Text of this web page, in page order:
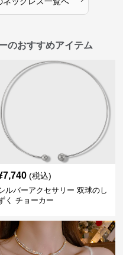
のおすすめアイテム
7,740 (税込)
ルバーアクセサリー 双球のし
く チョーカー